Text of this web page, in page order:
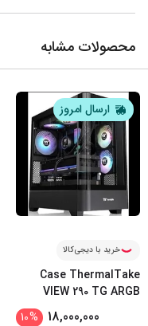
محصولات مشابه
ارسال امروز
خرید با دیجی‌کالا
Case ThermalTake
VIEW 290 TG ARGB
18,000,000
%
10